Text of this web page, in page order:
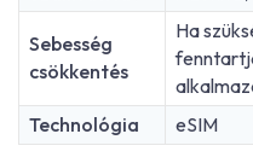
Sebesség
csökkentés
Ha
Technológia
eSIM